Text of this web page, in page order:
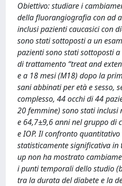
Obiettivo: studiare i
della fluorangiografia con ad
inclusi pazienti caucasici con
sono stati sottoposti a un
pazienti sono stati sottoposti
di trattamento “treat and
e a 18 mesi (M18) dopo la
sani abbinati per età e sesso,
complesso, 44 occhi di 44
20 femmine) sono stati inclusi
e 64,7±9,6 anni nel gruppo di
e IOP. Il confronto
statisticamente significativa
up non ha mostrato
i punti temporali dello studio
tra la durata del diabete e la